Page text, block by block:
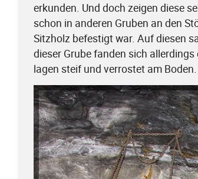
erkunden. Und doch zeigen diese
schon in anderen Gruben an den
Sitzholz befestigt war. Auf diesen
dieser Grube fanden sich
lagen steif und verrostet am Boden.